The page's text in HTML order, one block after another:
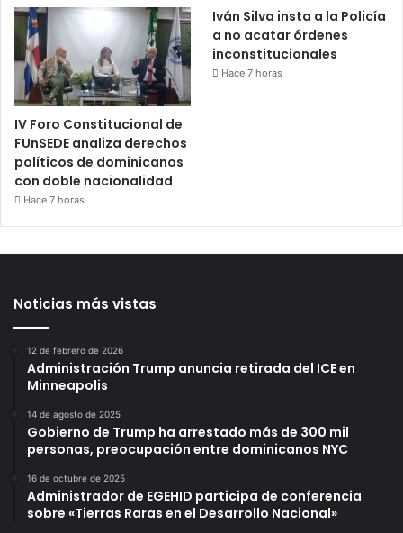
IV Foro Constitucional de
FUnSEDE analiza derechos
políticos de dominicanos
con doble nacionalidad
Hace 7 horas
Iván Silva insta a la Policía
a no acatar órdenes
inconstitucionales
Hace 7 horas
Noticias más vistas
12 de febrero de 2026
Administración Trump anuncia retirada del ICE en
Minneapolis
14 de agosto de 2025
Gobierno de Trump ha arrestado más de 300 mil
personas, preocupación entre dominicanos NYC
16 de octubre de 2025
Administrador de EGEHID participa de conferencia
sobre «Tierras Raras en el Desarrollo Nacional»